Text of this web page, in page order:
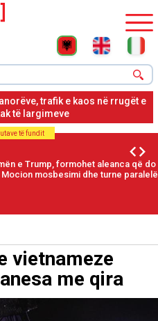
pas thirrjes për evakuim për
nga zjarri
të fundit
e Trump, formohet aleanca që do
mosbesimi dhe turne paralelë
vietnameze
me qira